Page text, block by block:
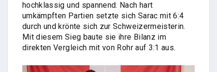
hochklassig und spannend. Nach hart
umkämpften Partien setzte sich Sarac mit 6:4
durch und krönte sich zur Schweizermeisterin.
Mit diesem Sieg baute sie ihre Bilanz im
direkten Vergleich mit von Rohr auf 3:1 aus.